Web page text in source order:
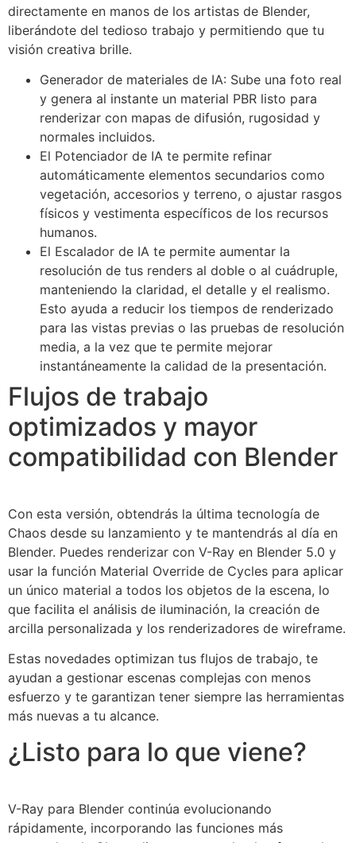
directamente en manos de los artistas de Blender,
liberándote del tedioso trabajo y permitiendo que tu
visión creativa brille.
Generador de materiales de IA: Sube una foto real
y genera al instante un material PBR listo para
renderizar con mapas de difusión, rugosidad y
normales incluidos.
El Potenciador de IA te permite refinar
automáticamente elementos secundarios como
vegetación, accesorios y terreno, o ajustar rasgos
físicos y vestimenta específicos de los recursos
humanos.
El Escalador de IA te permite aumentar la
resolución de tus renders al doble o al cuádruple,
manteniendo la claridad, el detalle y el realismo.
Esto ayuda a reducir los tiempos de renderizado
para las vistas previas o las pruebas de resolución
media, a la vez que te permite mejorar
instantáneamente la calidad de la presentación.
Flujos de trabajo
optimizados y mayor
compatibilidad con Blender
Con esta versión, obtendrás la última tecnología de
Chaos desde su lanzamiento y te mantendrás al día en
Blender. Puedes renderizar con V-Ray en Blender 5.0 y
usar la función Material Override de Cycles para aplicar
un único material a todos los objetos de la escena, lo
que facilita el análisis de iluminación, la creación de
arcilla personalizada y los renderizadores de wireframe.
Estas novedades optimizan tus flujos de trabajo, te
ayudan a gestionar escenas complejas con menos
esfuerzo y te garantizan tener siempre las herramientas
más nuevas a tu alcance.
¿Listo para lo que viene?
V-Ray para Blender continúa evolucionando
rápidamente, incorporando las funciones más